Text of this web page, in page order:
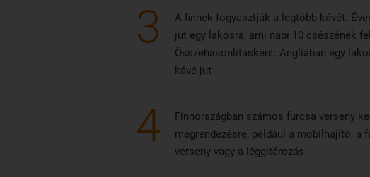
3
A finnek fogyasztják a legtöbb kávét.
jut egy lakosra, ami napi 10 csészének
Összehasonlításként: Angliában egy
kávé jut
4
Finnországban számos furcsa verseny
megrendezésre, például a mobilhajító, a
verseny vagy a léggitározás